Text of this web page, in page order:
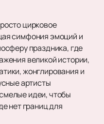
цирковое
симфония эмоций и
праздника, где
великой истории,
жонглирования и
артисты
идеи, чтобы
нет границ для